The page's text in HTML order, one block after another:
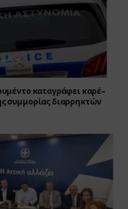
καταγράφει καρέ-
συμμορίας διαρρηκτών